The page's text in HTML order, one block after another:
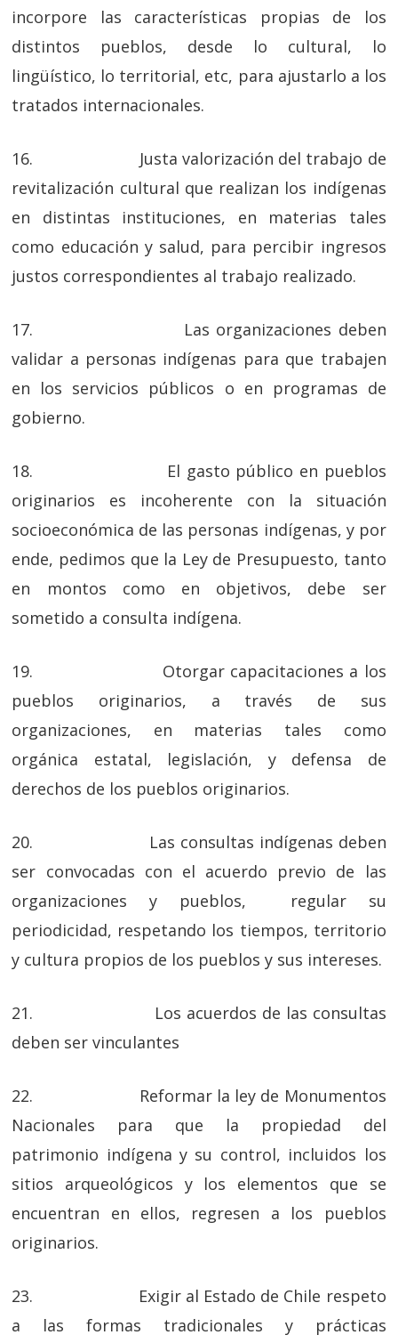
incorpore las características propias de los
distintos pueblos, desde lo cultural, lo
lingüístico, lo territorial, etc, para ajustarlo a los
tratados internacionales.
16. Justa valorización del trabajo de
revitalización cultural que realizan los indígenas
en distintas instituciones, en materias tales
como educación y salud, para percibir ingresos
justos correspondientes al trabajo realizado.
17. Las organizaciones deben
validar a personas indígenas para que trabajen
en los servicios públicos o en programas de
gobierno.
18. El gasto público en pueblos
originarios es incoherente con la situación
socioeconómica de las personas indígenas, y por
ende, pedimos que la Ley de Presupuesto, tanto
en montos como en objetivos, debe ser
sometido a consulta indígena.
19. Otorgar capacitaciones a los
pueblos originarios, a través de sus
organizaciones, en materias tales como
orgánica estatal, legislación, y defensa de
derechos de los pueblos originarios.
20. Las consultas indígenas deben
ser convocadas con el acuerdo previo de las
organizaciones y pueblos, regular su
periodicidad, respetando los tiempos, territorio
y cultura propios de los pueblos y sus intereses.
21. Los acuerdos de las consultas
deben ser vinculantes
22. Reformar la ley de Monumentos
Nacionales para que la propiedad del
patrimonio indígena y su control, incluidos los
sitios arqueológicos y los elementos que se
encuentran en ellos, regresen a los pueblos
originarios.
23. Exigir al Estado de Chile respeto
a las formas tradicionales y prácticas